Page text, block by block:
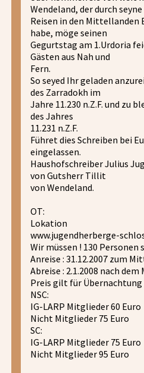
Wendeland, der durch seyne
Reisen in den
habe, möge seinen
Gegurtstag am 1.Urdoria
Gästen aus Nah und
Fern.
So seyed Ihr geladen
des Zarradokh im
Jahre 11.230 n.Z.F. und zu
des Jahres
11.231 n.Z.F.
Führet dies Schreiben bei
eingelassen.
Haushofschreiber Julius
von Gutsherr Tillit
von Wendeland.
OT:
Lokation
www.jugendherberge-
Wir müssen ! 130 Personen
Anreise : 31.12.2007 zum
Abreise : 2.1.2008 nach
Preis gilt für
NSC:
IG-LARP Mitglieder 60 Euro
Nicht Mitglieder 75 Euro
SC:
IG-LARP Mitglieder 75 Euro
Nicht Mitglieder 95 Euro